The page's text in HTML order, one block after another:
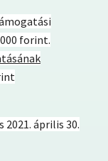
000 forint.
2021. április 30.